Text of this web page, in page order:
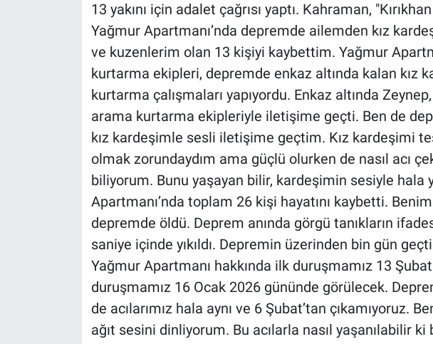
13 yakını için adalet çağrısı yaptı. Kahraman,
Yağmur Apartmanı’nda depremde ailemden kız
ve kuzenlerim olan 13 kişiyi kaybettim. Yağmur
kurtarma ekipleri, depremde enkaz altında kalan kız
kurtarma çalışmaları yapıyordu. Enkaz altında
arama kurtarma ekipleriyle iletişime geçti. Ben de
kız kardeşimle sesli iletişime geçtim. Kız kardeşimi
olmak zorundaydım ama güçlü olurken de nasıl acı
biliyorum. Bunu yaşayan bilir, kardeşimin sesiyle hala
Apartmanı’nda toplam 26 kişi hayatını kaybetti.
depremde öldü. Deprem anında görgü tanıkların
saniye içinde yıkıldı. Depremin üzerinden bin gün
Yağmur Apartmanı hakkında ilk duruşmamız 13
duruşmamız 16 Ocak 2026 gününde görülecek.
de acılarımız hala aynı ve 6 Şubat’tan çıkamıyoruz.
ağıt sesini dinliyorum. Bu acılarla nasıl yaşanılabilir